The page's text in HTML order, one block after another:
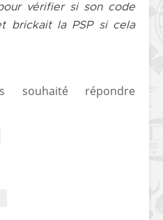
vérifier si son code
brickaitla PSP si cela
répondre